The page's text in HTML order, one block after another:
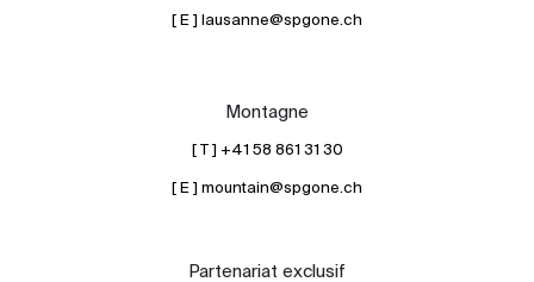
[ E ] lausanne@spgone.ch
Montagne
[ T ] +41 58 861 31 30
[ E ] mountain@spgone.ch
Partenariat exclusif